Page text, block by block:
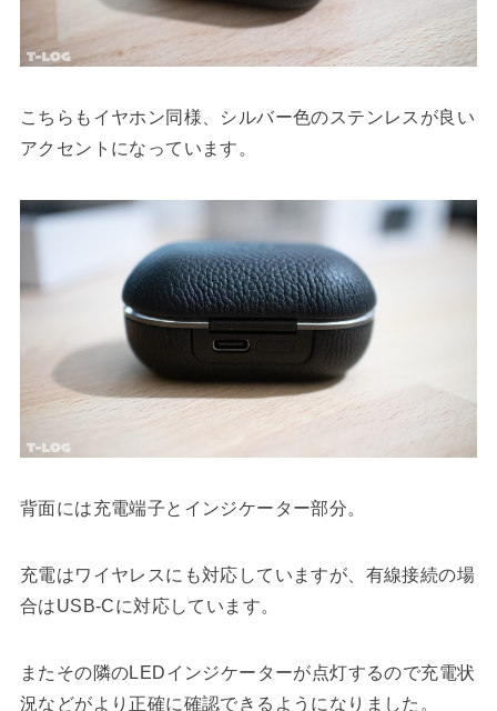
こちらもイヤホン同様、シルバー色のステンレスが良い
アクセントになっています。
背面には充電端子とインジケーター部分。
充電はワイヤレスにも対応していますが、有線接続の場
合はUSB-Cに対応しています。
またその隣のLEDインジケーターが点灯するので充電状
況などがより正確に確認できるようになりました。